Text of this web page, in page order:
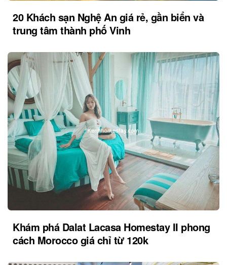
20 Khách sạn Nghệ An giá rẻ, gần biển và
trung tâm thành phố Vinh
Khám phá Dalat Lacasa Homestay II phong
cách Morocco giá chỉ từ 120k